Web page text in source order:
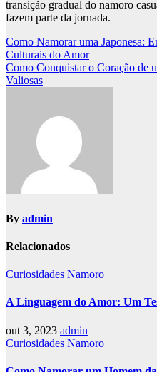
transição gradual do namoro
fazem parte da jornada.
Navegação
de
Post
Como Namorar uma Japonesa:
Culturais do Amor
Como Conquistar o Coração de
Valiosas
By admin
Relacionados
Curiosidades Namoro
A Linguagem do Amor: Um
out 3, 2023 admin
Curiosidades Namoro